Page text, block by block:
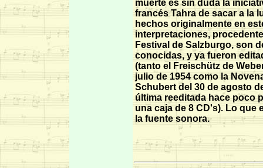
muerte es sin duda la
francés Tahra de sacar a la
hechos originalmente en
interpretaciones,
Festival de Salzburgo, son
conocidas, y ya fueron
(tanto el Freischütz de
julio de 1954 como la
Schubert del 30 de agosto
última reeditada hace poco
una caja de 8 CD's). Lo que
la fuente sonora.